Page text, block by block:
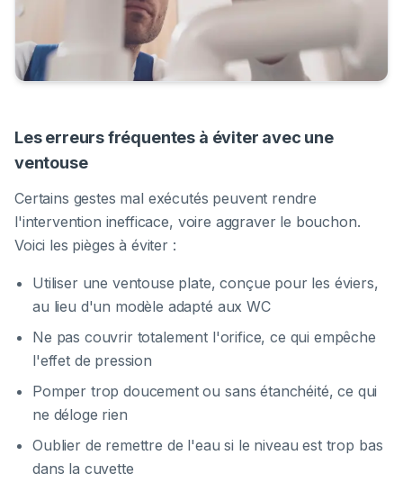
Les erreurs fréquentes à éviter avec une
ventouse
Certains gestes mal exécutés peuvent rendre
l'intervention inefficace, voire aggraver le bouchon.
Voici les pièges à éviter :
Utiliser une ventouse plate, conçue pour les éviers,
au lieu d'un modèle adapté aux WC
Ne pas couvrir totalement l'orifice, ce qui empêche
l'effet de pression
Pomper trop doucement ou sans étanchéité, ce qui
ne déloge rien
Oublier de remettre de l'eau si le niveau est trop bas
dans la cuvette